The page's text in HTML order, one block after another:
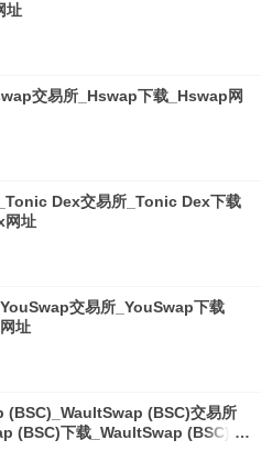
址
交易所_Hswap下载_Hswap网
Dex交易所_Tonic Dex下载
网址
交易所_YouSwap下载
址
(BSC)_WaultSwap (BSC)交易所
(BSC)下载_WaultSwap (BSC)网